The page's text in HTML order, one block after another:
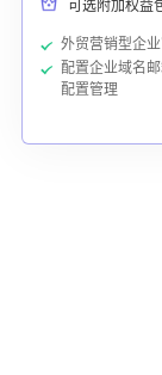
可选附加权益
外贸营销型企
配置企业域名
配置管理